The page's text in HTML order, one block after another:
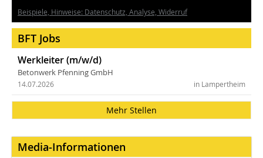
Beispiele, Hinweise: Datenschutz, Analyse, Widerruf
BFT Jobs
Werkleiter (m/w/d)
Betonwerk Pfenning GmbH
in Lampertheim
14.07.2026
Mehr Stellen
Media-Informationen